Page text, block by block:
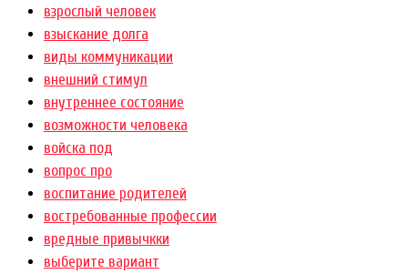
взрослый человек
взыскание долга
виды коммуникации
внешний стимул
внутреннее состояние
возможности человека
войска под
вопрос про
воспитание родителей
востребованные профессии
вредные привычкки
выберите вариант